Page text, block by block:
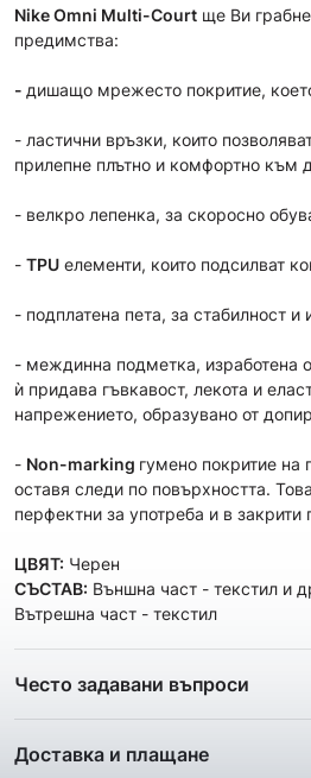
Nike Omni Multi-Court ще Ви
предимства:
- дишащo мрежесто покритие,
- ластични връзки, които
прилепне плътно и комфортно към
- велкро лепенка, за скоросно
- TPU елементи, които подсилват
- подплатена пета, за стабилност и
- междинна подметка, изработена
ѝ придава гъвкавост, лекота и
напрежението, образувано от
- Non-marking гумено покритие на
оставя следи по повърхността.
перфектни за употреба и в
ЦВЯТ: Черен
СЪСТАВ: Външна част - текстил и
Вътрешна част - текстил
Често задавани въпроси
ще получа?
Доставка и плащане